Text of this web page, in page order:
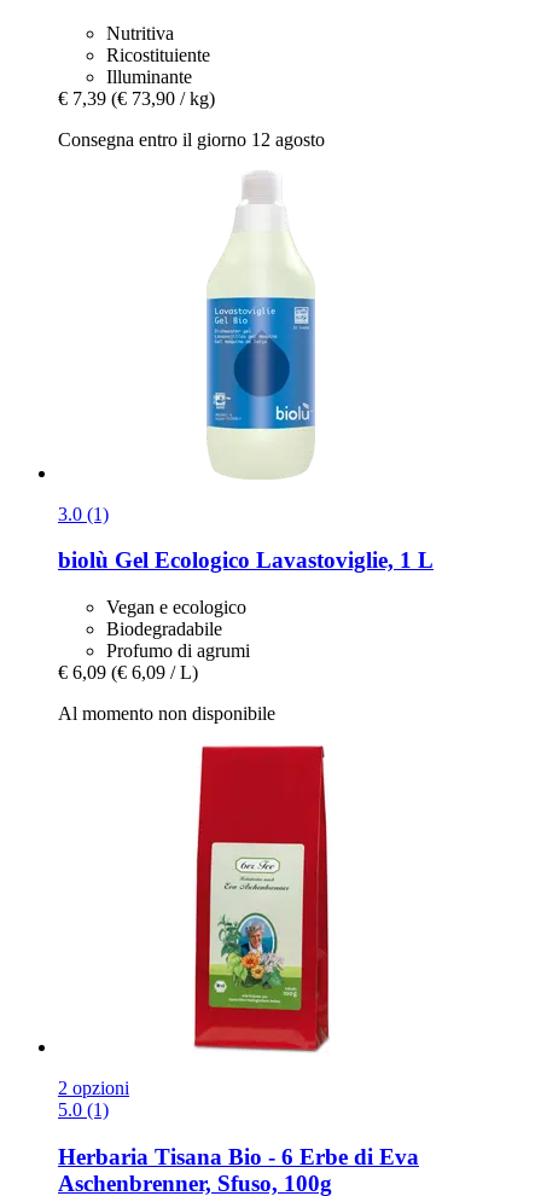
Nutritiva
Ricostituiente
Illuminante
€ 7,39 (€ 73,90 / kg)
Consegna entro il giorno 12 agosto
3.0 (1)
biolù Gel Ecologico Lavastoviglie, 1 L
Vegan e ecologico
Biodegradabile
Profumo di agrumi
€ 6,09 (€ 6,09 / L)
Al momento non disponibile
2 opzioni
5.0 (1)
Herbaria Tisana Bio -​ 6 Erbe di Eva
Aschenbrenner, Sfuso, 100g